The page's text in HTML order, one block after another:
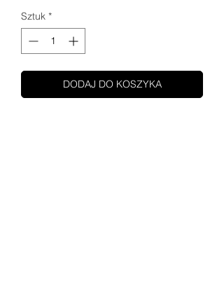
Sztuk *
DODAJ DO KOSZYKA